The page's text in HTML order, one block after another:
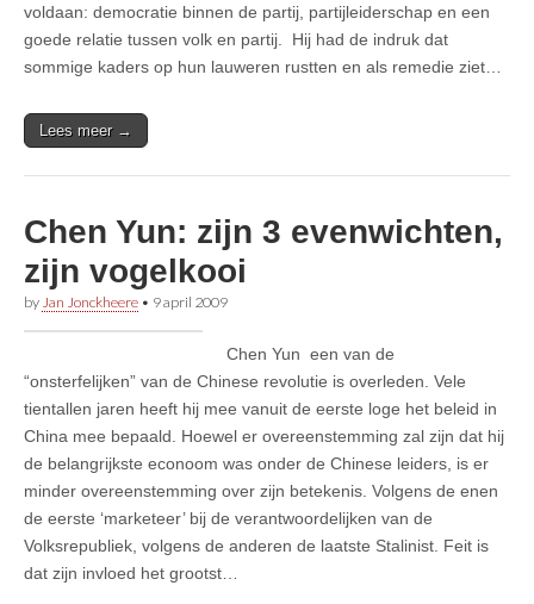
voldaan: democratie binnen de partij, partijleiderschap en een
goede relatie tussen volk en partij. Hij had de indruk dat
sommige kaders op hun lauweren rustten en als remedie ziet…
Lees meer →
Chen Yun: zijn 3 evenwichten,
zijn vogelkooi
by Jan Jonckheere • 9 april 2009
Chen Yun een van de
“onsterfelijken” van de Chinese revolutie is overleden. Vele
tientallen jaren heeft hij mee vanuit de eerste loge het beleid in
China mee bepaald. Hoewel er overeenstemming zal zijn dat hij
de belangrijkste econoom was onder de Chinese leiders, is er
minder overeenstemming over zijn betekenis. Volgens de enen
de eerste ‘marketeer’ bij de verantwoordelijken van de
Volksrepubliek, volgens de anderen de laatste Stalinist. Feit is
dat zijn invloed het grootst…